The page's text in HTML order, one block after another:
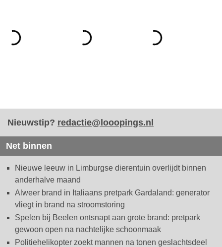
Nieuwstip? redactie@looopings.nl
Net binnen
Nieuwe leeuw in Limburgse dierentuin overlijdt binnen
anderhalve maand
Alweer brand in Italiaans pretpark Gardaland: generator
vliegt in brand na stroomstoring
Spelen bij Beelen ontsnapt aan grote brand: pretpark
gewoon open na nachtelijke schoonmaak
Politiehelikopter zoekt mannen na tonen geslachtsdeel